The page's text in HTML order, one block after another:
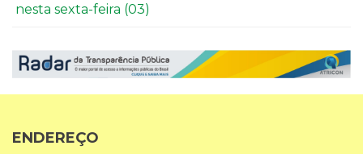
nesta sexta-feira (03)
ENDEREÇO